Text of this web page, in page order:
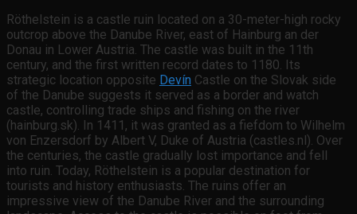
Röthelstein is a castle ruin located on a 30-meter-high rocky
outcrop above the Danube River, east of Hainburg an der
Donau in Lower Austria. The castle was built in the 11th
century, and the first written record dates to 1180. Its
strategic location opposite Devín Castle on the Slovak side
of the Danube suggests it served as a border and watch
castle, controlling trade ships and fishing on the river
(hainburg.sk). In 1411, it was granted as a fiefdom to Wilhelm
von Enzersdorf by Albert V, Duke of Austria (castles.nl). Over
the centuries, the castle gradually lost importance and fell
into ruin. Today, Röthelstein is a popular destination for
tourists and history enthusiasts. The ruins offer an
impressive view of the Danube River and the surrounding